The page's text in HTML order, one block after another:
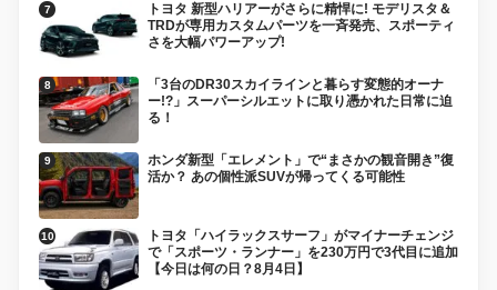
トヨタ 新型ハリアーがさらに精悍に! モデリスタ＆
TRDが専用カスタムパーツを一斉発売、スポーティ
さを大幅パワーアップ!
「3台のDR30スカイラインと暮らす変態的オーナ
ー!?」スーパーシルエットに取り憑かれた日常に迫
る！
ホンダ新型「エレメント」で“まさかの観音開き”復
活か？ あの個性派SUVが帰ってくる可能性
トヨタ「ハイラックスサーフ」がマイナーチェンジ
で「スポーツ・ランナー」を230万円で3代目に追加
【今日は何の日？8月4日】